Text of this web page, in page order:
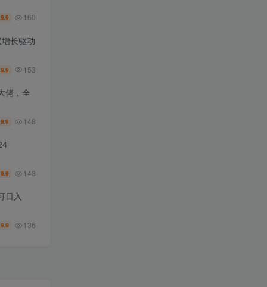
9.9 160
长驱动
9.9 153
佬，全
9.9 148
9.9 143
日入
9.9 136